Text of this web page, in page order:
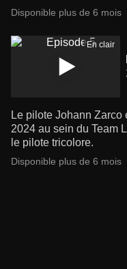
Disponible plus de 6 mois
En clair
Le pilote Johann
2024 au sein du Team
le pilote tricolore.
Disponible plus de 6 mois